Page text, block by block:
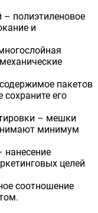
– полиэтиленовое
и
пакетов
его
– мешки
минимум
нанесение
целей
соотношение